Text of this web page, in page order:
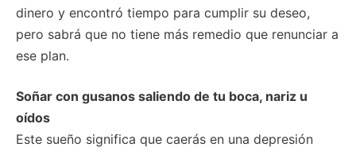
dinero y encontró tiempo para cumplir su deseo,
pero sabrá que no tiene más remedio que renunciar a
ese plan.
Soñar con gusanos saliendo de tu boca, nariz u
oídos
Este sueño significa que caerás en una depresión